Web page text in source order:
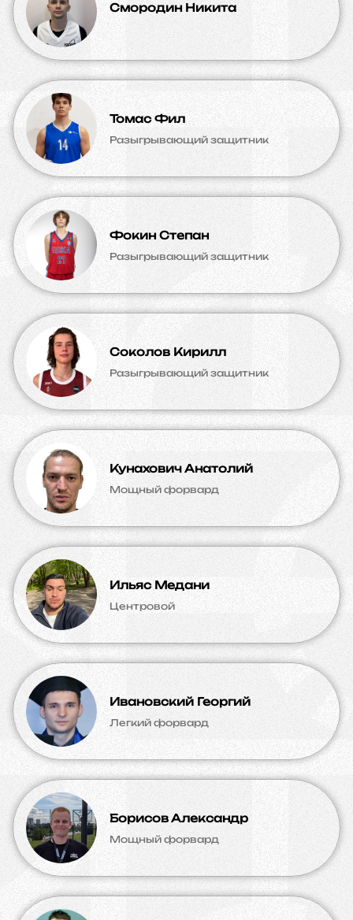
Смородин Никита
Томас Фил
Разыгрывающий защитник
Фокин Степан
Разыгрывающий защитник
Соколов Кирилл
Разыгрывающий защитник
Кунахович Анатолий
Мощный форвард
Ильяс Медани
Центровой
Ивановский Георгий
Легкий форвард
Борисов Александр
Мощный форвард